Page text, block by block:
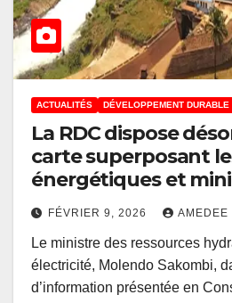
ACTUALITÉS DÉVELOPPEMENT DURABLE
La RDC dispose
carte superposant
énergétiques et
FÉVRIER 9, 2026 AMEDEE
Le ministre des ressources
électricité, Molendo Sakombi,
d’information présentée en